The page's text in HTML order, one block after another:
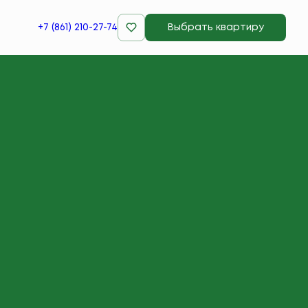
+7 (861) 210-27-74 Выбрать квартиру